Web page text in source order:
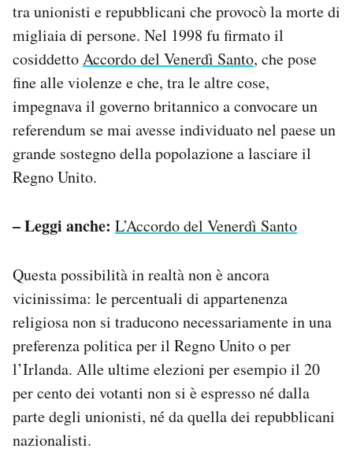
tra unionisti e repubblicani che provocò la morte di
migliaia di persone. Nel 1998 fu firmato il
cosiddettoAccordo del Venerdì Santo, che pose
fine alle violenze e che, tra le altre cose,
impegnava il governo britannico a convocare un
referendum se mai avesse individuato nel paese un
grande sostegno della popolazione a lasciare il
Regno Unito.
– Leggi anche: L’Accordo del Venerdì Santo
Questa possibilità in realtà non è ancora
vicinissima: le percentuali di appartenenza
religiosa non si traducono necessariamente in una
preferenza politica per il Regno Unito o per
l’Irlanda. Alle ultime elezioni per esempio il 20
per cento dei votanti non si è espresso né dalla
parte degli unionisti, né da quella dei repubblicani
nazionalisti.